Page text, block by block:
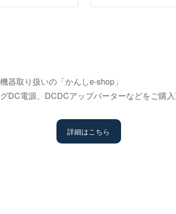
器取り扱いの「かんしe-shop」
DC電源、DCDCアップバーターなどをご購入
詳細はこちら